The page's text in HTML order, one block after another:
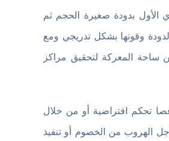
الأول بدودة صغيرة الحجم ثم
وقوتها بشكل تدريجي ومع
ساحة المعركة لتحقيق مراكز
عصا تحكم افتراضية أو من خلال
الهروب من الخصوم أو تنفيذ